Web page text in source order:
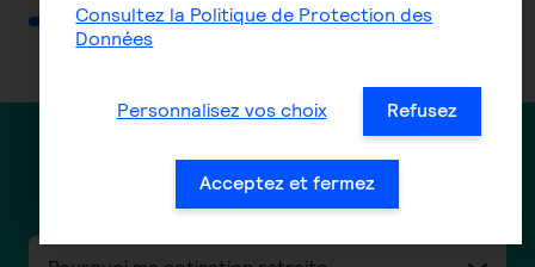
Des questions ?
Consultez la Politique de Protection des
Données
Personnalisez vos choix Refusez
Acceptez et fermez